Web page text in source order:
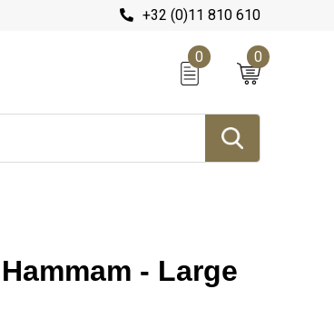
+32 (0)11 810 610
0 0
- Large